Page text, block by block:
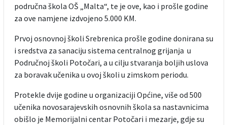
područna škola OŠ „Malta“, te je ove, kao i prošle godine
za ove namjene izdvojeno 5.000 KM.
Prvoj osnovnoj školi Srebrenica prošle godine donirana su
i sredstva za sanaciju sistema centralnog grijanja u
Područnoj školi Potočari, a u cilju stvaranja boljih uslova
za boravak učenika u ovoj školi u zimskom periodu.
Protekle dvije godine u organizaciji Općine, više od 500
učenika novosarajevskih osnovnih škola sa nastavnicima
obišlo je Memorijalni centar Potočari i mezarje, gdje su